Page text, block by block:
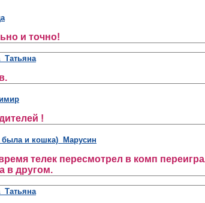
и точно!
Татьяна
!
была и кошка) Марусин
телек пересмотрел в комп
в другом.
Татьяна